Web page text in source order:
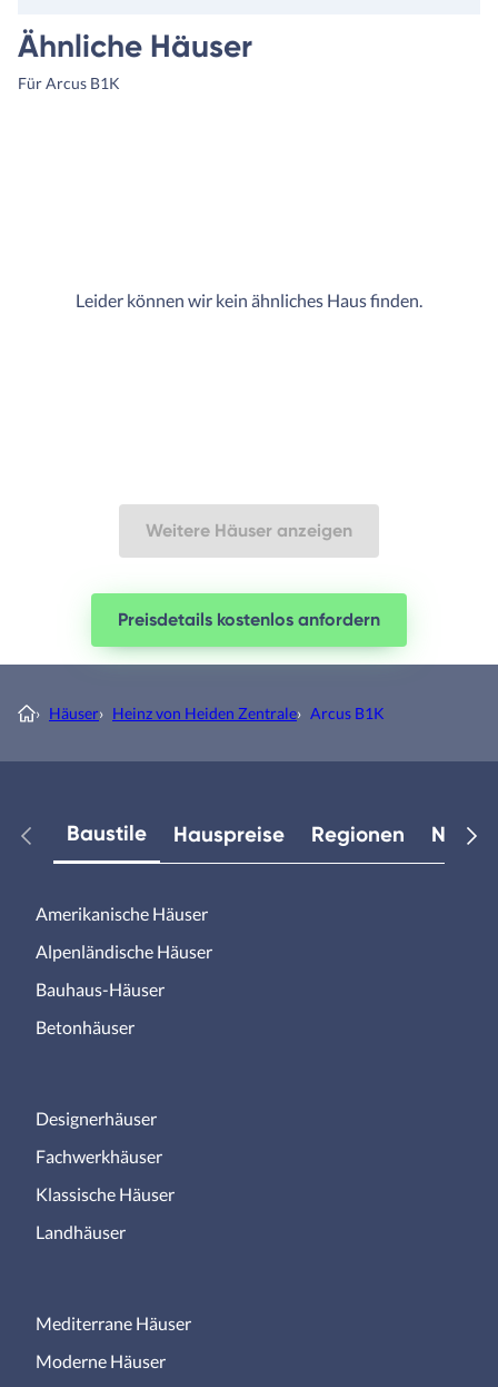
Ähnliche Häuser
Für Arcus B1K
Leider können wir kein ähnliches Haus finden.
Weitere Häuser anzeigen
Preisdetails kostenlos anfordern
› Häuser› Heinz von Heiden Zentrale› Arcus B1K
Baustile Hauspreise Regionen
Amerikanische Häuser
Alpenländische Häuser
Bauhaus-Häuser
Betonhäuser
Designerhäuser
Fachwerkhäuser
Klassische Häuser
Landhäuser
Mediterrane Häuser
Moderne Häuser